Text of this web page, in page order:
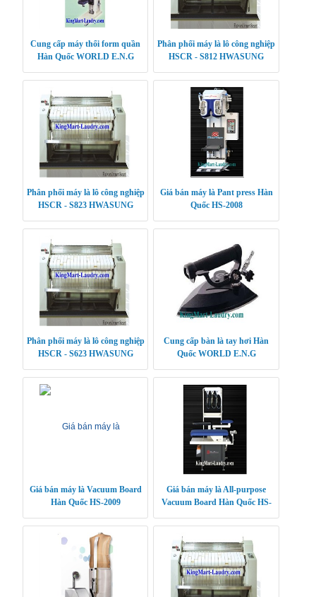
Cung cấp máy thổi form quần
Hàn Quốc WORLD E.N.G
Phân phối máy là lô công nghiệp
HSCR - S812 HWASUNG
Phân phối máy là lô công nghiệp
HSCR - S823 HWASUNG
Giá bán máy là Pant press Hàn
Quốc HS-2008
Phân phối máy là lô công nghiệp
HSCR - S623 HWASUNG
Cung cấp bàn là tay hơi Hàn
Quốc WORLD E.N.G
Giá bán máy là Vacuum Board
Hàn Quốc HS-2009
Giá bán máy là All-purpose
Vacuum Board Hàn Quốc HS-